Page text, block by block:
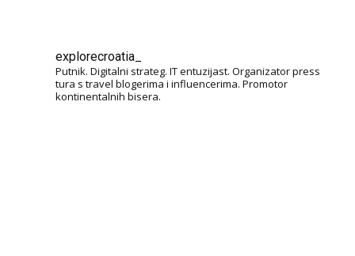
explorecroatia_
Putnik. Digitalni strateg. IT entuzijast. Organizator press
tura s travel blogerima i influencerima. Promotor
kontinentalnih bisera.